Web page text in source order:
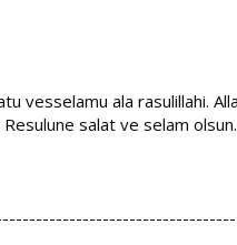
vesselamu ala rasulillahi.
Resulune salat ve selam